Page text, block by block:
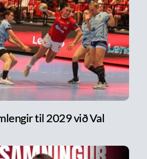
til 2029 við Val